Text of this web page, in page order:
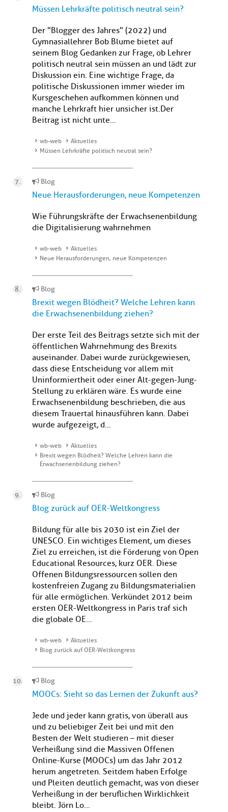
Müssen Lehrkräfte politisch neutral sein?
Der "Blogger des Jahres" (2022) und
Gymnasiallehrer Bob Blume bietet auf
seinem Blog Gedanken zur Frage, ob Lehrer
politisch neutral sein müssen an und lädt zur
Diskussion ein. Eine wichtige Frage, da
politische Diskussionen immer wieder im
Kursgeschehen aufkommen können und
manche Lehrkraft hier unsicher ist. Der
Beitrag ist nicht unte...
wb-web
Aktuelles
Müssen Lehrkräfte politisch neutral sein?
Blog
Neue Herausforderungen, neue Kompetenzen
Wie Führungskräfte der Erwachsenenbildung
die Digitalisierung wahrnehmen
wb-web
Aktuelles
Neue Herausforderungen, neue Kompetenzen
Blog
Brexit wegen Blödheit? Welche Lehren kann
die Erwachsenenbildung ziehen?
Der erste Teil des Beitrags setzte sich mit der
öffentlichen Wahrnehmung des Brexits
auseinander. Dabei wurde zurückgewiesen,
dass diese Entscheidung vor allem mit
Uninformiertheit oder einer Alt-gegen-Jung-
Stellung zu erklären wäre. Es wurde eine
Erwachsenenbildung beschrieben, die aus
diesem Trauertal hinausführen kann. Dabei
wurde aufgezeigt, d...
wb-web
Aktuelles
Brexit wegen Blödheit? Welche Lehren kann die
Erwachsenenbildung ziehen?
Blog
Blog zurück auf OER-Weltkongress
Bildung für alle bis 2030 ist ein Ziel der
UNESCO. Ein wichtiges Element, um dieses
Ziel zu erreichen, ist die Förderung von Open
Educational Resources, kurz OER. Diese
Offenen Bildungsressourcen sollen den
kostenfreien Zugang zu Bildungsmaterialien
für alle ermöglichen. Verkündet 2012 beim
ersten OER-Weltkongress in Paris traf sich
die globale OE...
wb-web
Aktuelles
Blog zurück auf OER-Weltkongress
Blog
MOOCs: Sieht so das Lernen der Zukunft aus?
Jede und jeder kann gratis, von überall aus
und zu beliebiger Zeit bei und mit den
Besten der Welt studieren – mit dieser
Verheißung sind die Massiven Offenen
Online-Kurse (MOOCs) um das Jahr 2012
herum angetreten. Seitdem haben Erfolge
und Pleiten deutlich gemacht, was von dieser
Verheißung in der beruflichen Wirklichkeit
bleibt. Jörn Lo...